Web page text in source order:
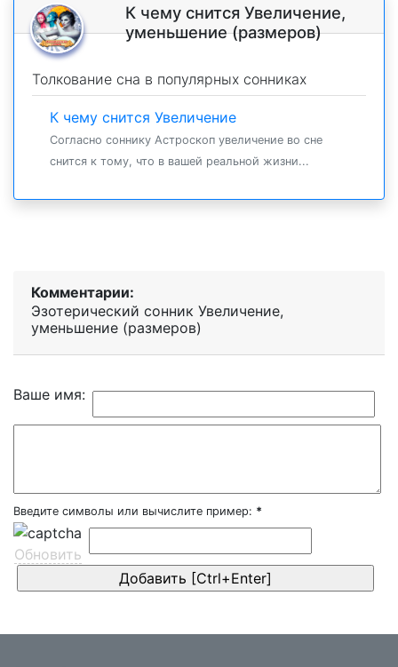
К чему снится Увеличение,
уменьшение (размеров)
Толкование сна в популярных сонниках
К чему снится Увеличение
Согласно соннику Астроскоп увеличение во сне
снится к тому, что в вашей реальной жизни...
Комментарии:
Эзотерический cонник Увеличение,
уменьшение (размеров)
Ваше имя:
Введите символы или вычислите пример: *
Обновить